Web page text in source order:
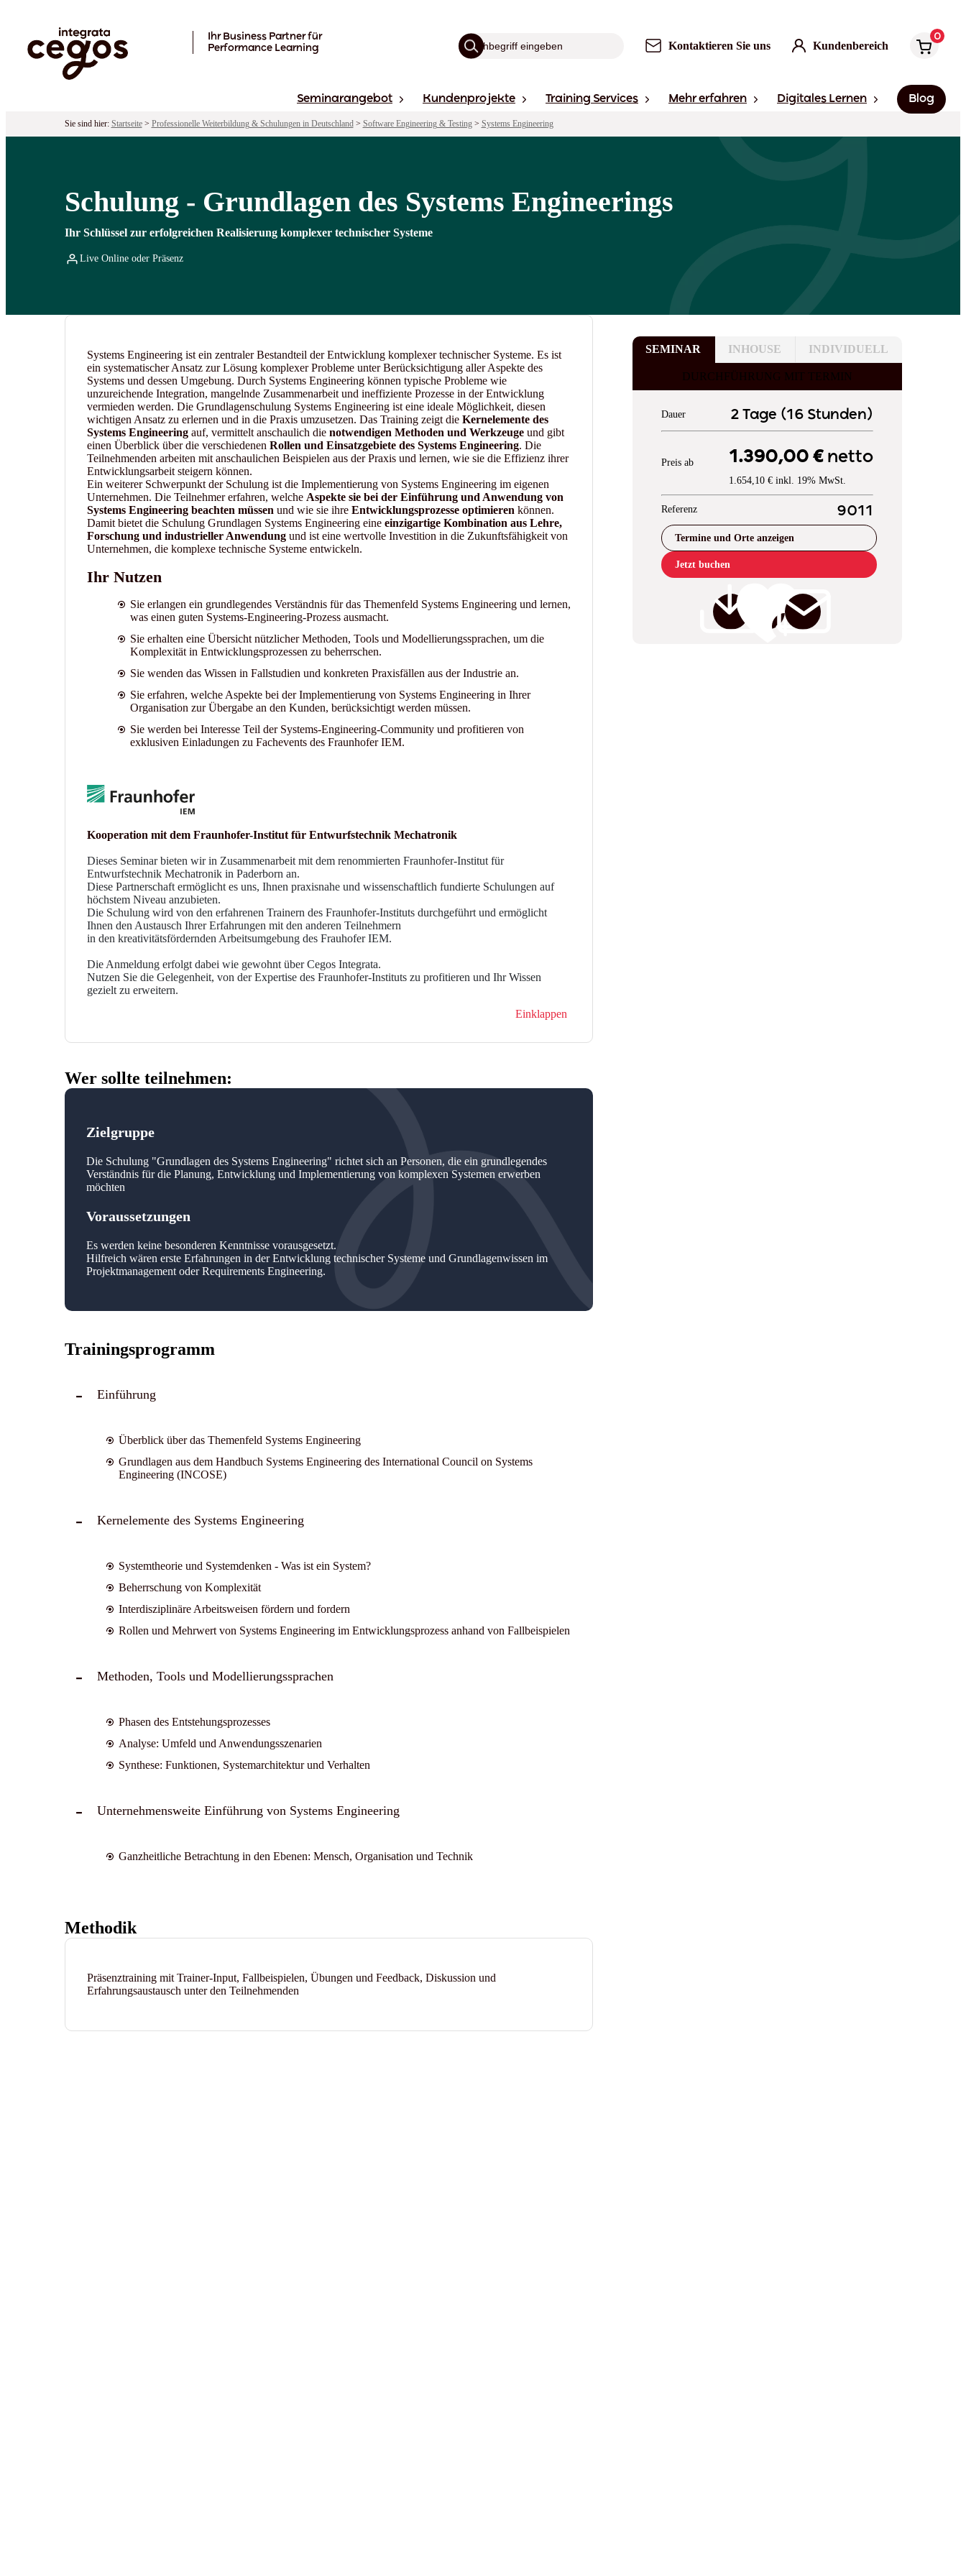
Ihr Business Partner für
Performance Learning
Kontaktieren Sie uns Kundenbereich
0
Seminarangebot Kundenprojekte Training Services Mehr erfahren Digitales Lernen Blog
Sie sind hier: Startseite> Professionelle Weiterbildung & Schulungen in Deutschland> Software Engineering & Testing> Systems Engineering
Schulung - Grundlagen des Systems Engineerings
Ihr Schlüssel zur erfolgreichen Realisierung komplexer technischer Systeme
Live Online oder Präsenz
SEMINAR INHOUSE INDIVIDUELL
DURCHFÜHRUNG MIT TERMIN
Dauer 2 Tage (16 Stunden)
Preis ab 1.390,00 €netto
1.654,10 € inkl. 19% MwSt.
Referenz 9011
Termine und Orte anzeigen
Jetzt buchen
Systems Engineering ist ein zentraler Bestandteil der Entwicklung komplexer technischer Systeme. Es ist
ein systematischer Ansatz zur Lösung komplexer Probleme unter Berücksichtigung aller Aspekte des
Systems und dessen Umgebung. Durch Systems Engineering können typische Probleme wie
unzureichende Integration, mangelnde Zusammenarbeit und ineffiziente Prozesse in der Entwicklung
vermieden werden. Die Grundlagenschulung Systems Engineering ist eine ideale Möglichkeit, diesen
wichtigen Ansatz zu erlernen und in die Praxis umzusetzen. Das Training zeigt die Kernelemente des
Systems Engineeringauf, vermittelt anschaulich die notwendigen Methoden und Werkzeuge und gibt
einen Überblick über die verschiedenen Rollen und Einsatzgebiete des Systems Engineering. Die
Teilnehmenden arbeiten mit anschaulichen Beispielen aus der Praxis und lernen, wie sie die Effizienz ihrer
Entwicklungsarbeit steigern können.
Ein weiterer Schwerpunkt der Schulung ist die Implementierung von Systems Engineering im eigenen
Unternehmen. Die Teilnehmer erfahren, welche Aspekte sie bei der Einführung und Anwendung von
Systems Engineering beachten müssen und wie sie ihre Entwicklungsprozesse optimieren können.
Damit bietet die Schulung Grundlagen Systems Engineering eine einzigartige Kombination aus Lehre,
Forschung und industrieller Anwendungund ist eine wertvolle Investition in die Zukunftsfähigkeit von
Unternehmen, die komplexe technische Systeme entwickeln.
Ihr Nutzen
Sie erlangen ein grundlegendes Verständnis für das Themenfeld Systems Engineering und lernen,
was einen guten Systems-Engineering-Prozess ausmacht.
Sie erhalten eine Übersicht nützlicher Methoden, Tools und Modellierungssprachen, um die
Komplexität in Entwicklungsprozessen zu beherrschen.
Sie wenden das Wissen in Fallstudien und konkreten Praxisfällen aus der Industrie an.
Sie erfahren, welche Aspekte bei der Implementierung von Systems Engineering in Ihrer
Organisation zur Übergabe an den Kunden, berücksichtigt werden müssen.
Sie werden bei Interesse Teil der Systems-Engineering-Community und profitieren von
exklusiven Einladungen zu Fachevents des Fraunhofer IEM.
Kooperation mit dem Fraunhofer-Institut für Entwurfstechnik Mechatronik
Dieses Seminar bieten wir in Zusammenarbeit mit dem renommierten Fraunhofer-Institut für
Entwurfstechnik Mechatronik in Paderborn an.
Diese Partnerschaft ermöglicht es uns, Ihnen praxisnahe und wissenschaftlich fundierte Schulungen auf
höchstem Niveau anzubieten.
Die Schulung wird von den erfahrenen Trainern des Fraunhofer-Instituts durchgeführt und ermöglicht
Ihnen den Austausch Ihrer Erfahrungen mit den anderen Teilnehmern
in den kreativitätsfördernden Arbeitsumgebung des Frauhofer IEM.
Die Anmeldung erfolgt dabei wie gewohnt über Cegos Integrata.
Nutzen Sie die Gelegenheit, von der Expertise des Fraunhofer-Instituts zu profitieren und Ihr Wissen
gezielt zu erweitern.
Einklappen
Wer sollte teilnehmen:
Zielgruppe
Die Schulung "Grundlagen des Systems Engineering" richtet sich an Personen, die ein grundlegendes
Verständnis für die Planung, Entwicklung und Implementierung von komplexen Systemen erwerben
möchten
Voraussetzungen
Es werden keine besonderen Kenntnisse vorausgesetzt.
Hilfreich wären erste Erfahrungen in der Entwicklung technischer Systeme und Grundlagenwissen im
Projektmanagement oder Requirements Engineering.
Trainingsprogramm
Einführung
Überblick über das Themenfeld Systems Engineering
Grundlagen aus dem Handbuch Systems Engineering des International Council on Systems
Engineering (INCOSE)
Kernelemente des Systems Engineering
Systemtheorie und Systemdenken - Was ist ein System?
Beherrschung von Komplexität
Interdisziplinäre Arbeitsweisen fördern und fordern
Rollen und Mehrwert von Systems Engineering im Entwicklungsprozess anhand von Fallbeispielen
Methoden, Tools und Modellierungssprachen
Phasen des Entstehungsprozesses
Analyse: Umfeld und Anwendungsszenarien
Synthese: Funktionen, Systemarchitektur und Verhalten
Unternehmensweite Einführung von Systems Engineering
Ganzheitliche Betrachtung in den Ebenen: Mensch, Organisation und Technik
Methodik
Präsenztraining mit Trainer-Input, Fallbeispielen, Übungen und Feedback, Diskussion und
Erfahrungsaustausch unter den Teilnehmenden